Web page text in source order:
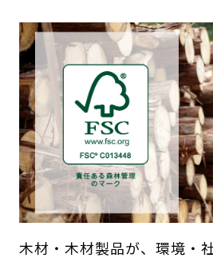
木材・木材製品が、環境・